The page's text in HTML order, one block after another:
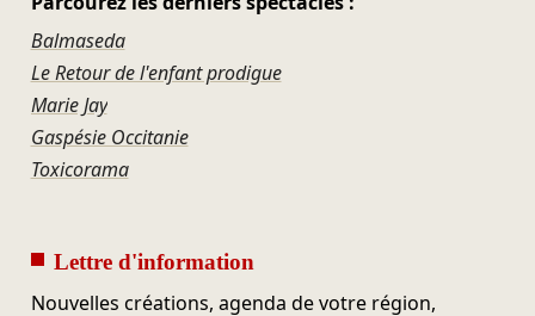
Balmaseda
Le Retour de l'enfant prodigue
Marie Jay
Gaspésie Occitanie
Toxicorama
Lettre d'information
Nouvelles créations, agenda de votre région,